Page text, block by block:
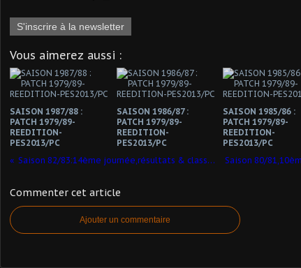
S'inscrire à la newsletter
Vous aimerez aussi :
SAISON 1987/88 :
PATCH 1979/89-
REEDITION-
PES2013/PC
SAISON 1986/87 :
PATCH 1979/89-
REEDITION-
PES2013/PC
SAISON 1985/86 :
PATCH 1979/89-
REEDITION-
PES2013/PC
Saison 82/83:14ème journée,résultats & classement !
Commenter cet article
Ajouter un commentaire